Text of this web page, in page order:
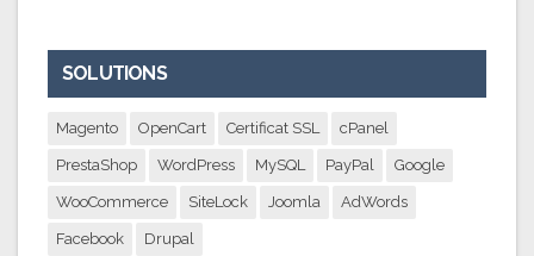
SOLUTIONS
Magento OpenCart Certificat SSL cPanel
PrestaShop WordPress MySQL PayPal Google
WooCommerce SiteLock Joomla AdWords
Facebook Drupal